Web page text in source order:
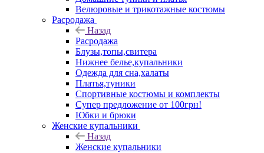
Велюровые и трикотажные костюмы
Расродажа
Назад
Расродажа
Блузы,топы,свитера
Нижнее белье,купальники
Одежда для сна,халаты
Платья,туники
Спортивные костюмы и комплекты
Супер предложение от 100грн!
Юбки и брюки
Женские купальники
Назад
Женские купальники